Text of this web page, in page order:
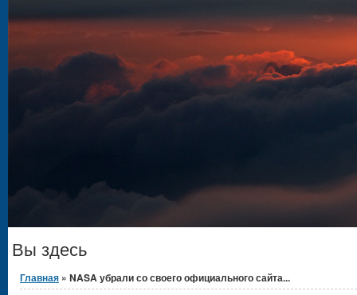
Вы здесь
Главная » NASA убрали со своего официального сайта...